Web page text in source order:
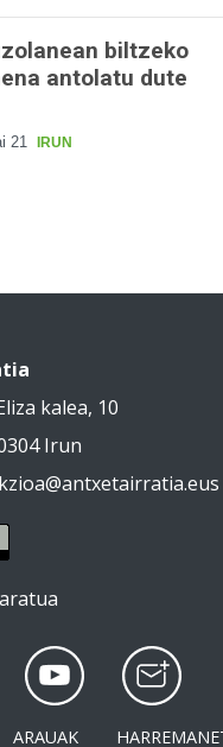
biltzeko
antolatu dute
21 IRUN
kalea, 10
Irun
ARAUAK